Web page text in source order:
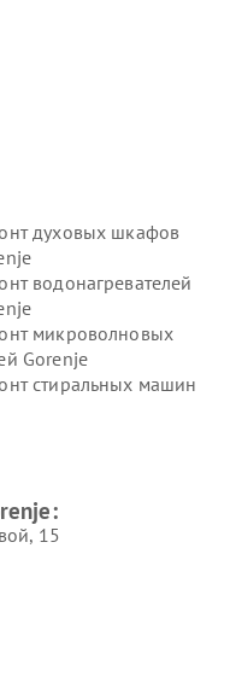
духовых шкафов
водонагревателей
микроволновых
Gorenje
стиральных машин
15